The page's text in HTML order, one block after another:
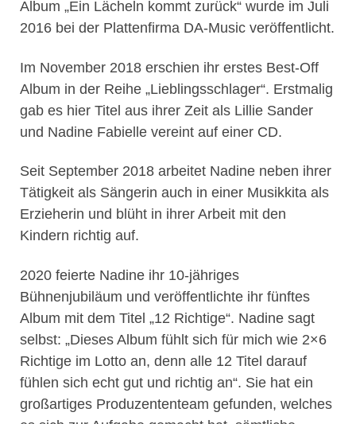
Album „Ein Lächeln kommt zurück“ wurde im Juli
2016 bei der Plattenfirma DA-Music veröffentlicht.
Im November 2018 erschien ihr erstes Best-Off
Album in der Reihe „Lieblingsschlager“. Erstmalig
gab es hier Titel aus ihrer Zeit als Lillie Sander
und Nadine Fabielle vereint auf einer CD.
Seit September 2018 arbeitet Nadine neben ihrer
Tätigkeit als Sängerin auch in einer Musikkita als
Erzieherin und blüht in ihrer Arbeit mit den
Kindern richtig auf.
2020 feierte Nadine ihr 10-jähriges
Bühnenjubiläum und veröffentlichte ihr fünftes
Album mit dem Titel „12 Richtige“. Nadine sagt
selbst: „Dieses Album fühlt sich für mich wie 2×6
Richtige im Lotto an, denn alle 12 Titel darauf
fühlen sich echt gut und richtig an“. Sie hat ein
großartiges Produzententeam gefunden, welches